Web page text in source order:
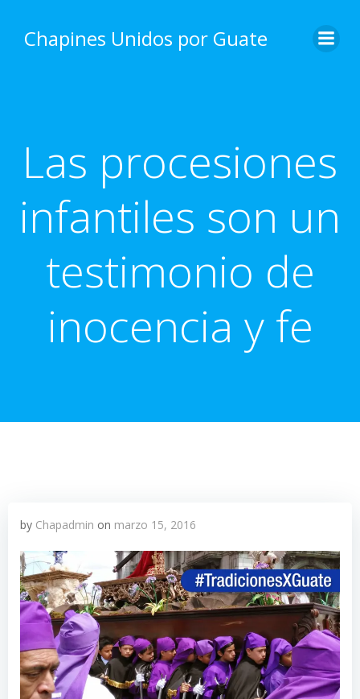
content
Chapines Unidos por Guate
Las procesiones
infantiles son un
testimonio de
inocencia y fe
by Chapadmin on marzo 15, 2016